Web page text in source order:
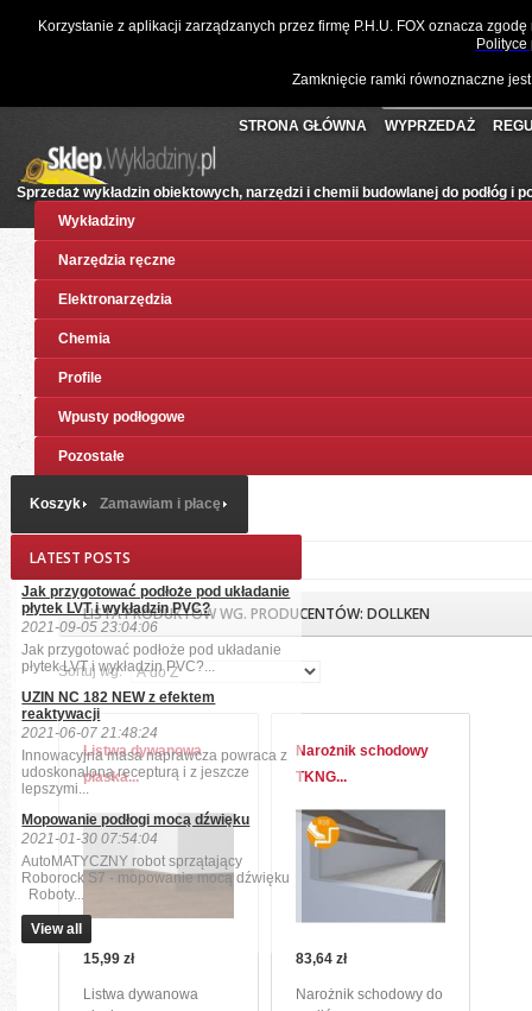
Korzystanie z aplikacji zarządzanych przez firmę P.H.U. FOX oznacza
Zamknięcie ramki równoznaczne
Sprzedaż wykładzin obiektowych, narzędzi i chemii budowlanej do podłóg i
☎061 811 10 03 📧sklep@wykladziny.pl
Twoje konto
STRONA GŁÓWNA WYPRZEDAŻ
Wykładziny
Narzędzia ręczne
Elektronarzędzia
Chemia
Profile
Wpusty podłogowe
Pozostałe
Waluta:
Polski
Strona główna
LISTA PRODUKTÓW WG. PRODUCENTÓW: DOLLKEN
Sortuj wg.
Listwa dywanowa
płaska...
15,99 zł
Listwa dywanowa
Narożnik schodowy
TKNG...
83,64 zł
Narożnik schodowy do
Koszyk Zamawiam i płacę
LATEST POSTS
Jak przygotować podłoże pod układanie
płytek LVT i wykładzin PVC?
2021-09-05 23:04:06
Jak przygotować podłoże pod układanie
płytek LVT i wykładzin PVC?...
UZIN NC 182 NEW z efektem
reaktywacji
2021-06-07 21:48:24
Innowacyjna masa naprawcza powraca z
udoskonaloną recepturą i z jeszcze
lepszymi...
Mopowanie podłogi mocą dźwięku
2021-01-30 07:54:04
AutoMATYCZNY robot sprzątający
Roborock S7 - mopowanie mocą dźwięku
Roboty...
View all